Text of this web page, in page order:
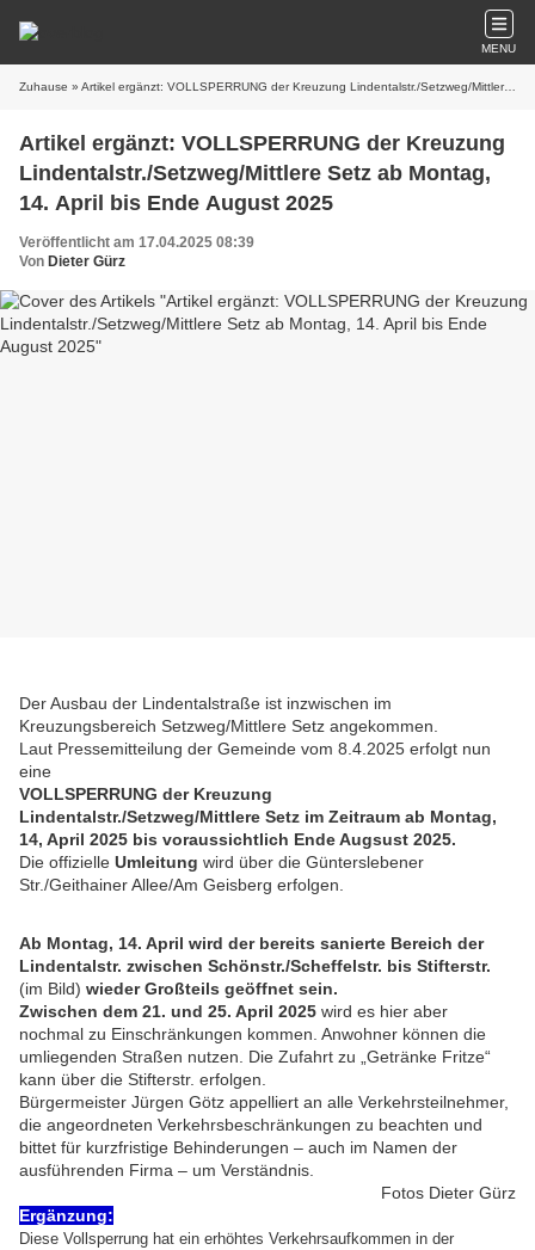
MENU
Zuhause » Artikel ergänzt: VOLLSPERRUNG der Kreuzung Lindentalstr./Setzweg/Mittlere Setz ab Montag, 14. April bis Ende August 2025
Artikel ergänzt: VOLLSPERRUNG der Kreuzung
Lindentalstr./Setzweg/Mittlere Setz ab Montag,
14. April bis Ende August 2025
Veröffentlicht am 17.04.2025 08:39
Von Dieter Gürz
Der Ausbau der Lindentalstraße ist inzwischen im
Kreuzungsbereich Setzweg/Mittlere Setz angekommen.
Laut Pressemitteilung der Gemeinde vom 8.4.2025 erfolgt nun
eine
VOLLSPERRUNG der Kreuzung
Lindentalstr./Setzweg/Mittlere Setz im Zeitraum ab Montag,
14, April 2025 bis voraussichtlich Ende Augsust 2025.
Die offizielle Umleitung wird über die Günterslebener
Str./Geithainer Allee/Am Geisberg erfolgen.
Ab Montag, 14. April wird der bereits sanierte Bereich der
Lindentalstr. zwischen Schönstr./Scheffelstr. bis Stifterstr.
(im Bild) wieder Großteils geöffnet sein.
Zwischen dem 21. und 25. April 2025 wird es hier aber
nochmal zu Einschränkungen kommen. Anwohner können die
umliegenden Straßen nutzen. Die Zufahrt zu „Getränke Fritze“
kann über die Stifterstr. erfolgen.
Bürgermeister Jürgen Götz appelliert an alle Verkehrsteilnehmer,
die angeordneten Verkehrsbeschränkungen zu beachten und
bittet für kurzfristige Behinderungen – auch im Namen der
ausführenden Firma – um Verständnis.
Fotos Dieter Gürz
Ergänzung:
Diese Vollsperrung hat ein erhöhtes Verkehrsaufkommen in der